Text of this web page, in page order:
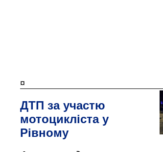
¤
ДТП за участю
мотоцикліста у
Рівному